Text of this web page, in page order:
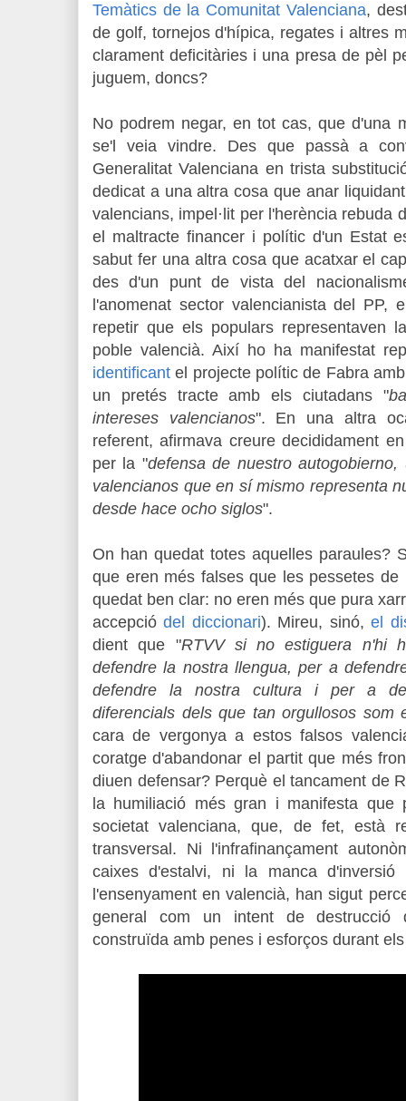
Temàtics de la Comunitat Valenciana,
de golf, tornejos d'hípica, regates i altres
clarament deficitàries i una presa de pèl
juguem, doncs?
No podrem negar, en tot cas, que d'una
se'l veia vindre. Des que passà a
Generalitat Valenciana en trista
dedicat a una altra cosa que anar
valencians, impel·lit per l'herència rebuda
el maltracte financer i polític d'un Estat
sabut fer una altra cosa que acatxar el
des d'un punt de vista del
l'anomenat sector valencianista del PP,
repetir que els populars representaven
poble valencià. Així ho ha manifestat
identificant el projecte polític de Fabra
un pretés tracte amb els ciutadans "
intereses valencianos". En una altra
referent, afirmava creure decididament
per la "defensa de nuestro
valencianos que en sí mismo representa
desde hace ocho siglos".
On han quedat totes aquelles paraules?
que eren més falses que les pessetes
quedat ben clar: no eren més que pura
accepciódel diccionari). Mireu, sinó,el
dient que "RTVV si no estiguera n'hi
defendre la nostra llengua, per a
defendre la nostra cultura i per a
diferencials dels que tan orgullosos som
cara de vergonya a estos falsos
coratge d'abandonar el partit que més
diuen defensar? Perquè el tancament de
la humiliació més gran i manifesta
societat valenciana, que, de fet, està
transversal. Ni l'infrafinançament
caixes d'estalvi, ni la manca d'inversió
l'ensenyament en valencià, han sigut
general com un intent de destrucció
construïda amb penes i esforços durant